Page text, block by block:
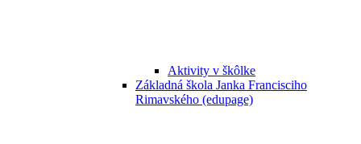
Aktivity v škôlke
Základná škola Janka Francisciho
Rimavského (edupage)